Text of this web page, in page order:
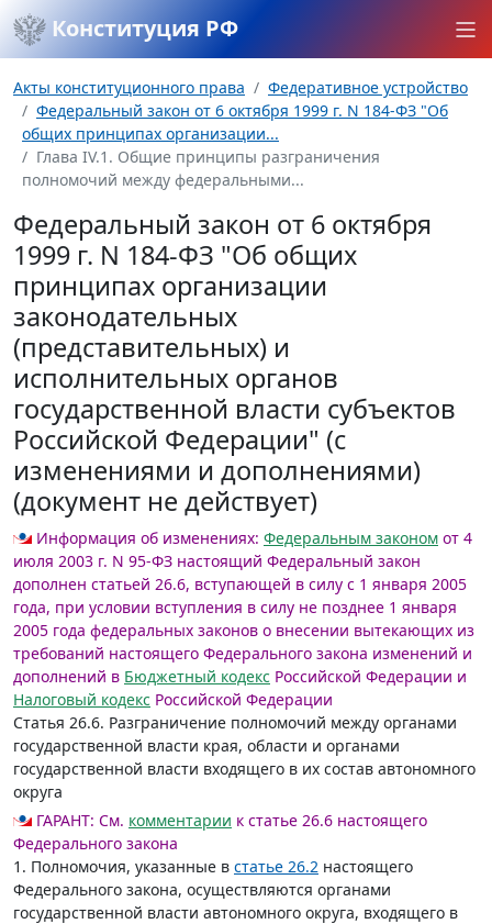
Конституция РФ
Акты конституционного права
Федеративное устройство
Федеральный закон от 6 октября 1999 г. N 184-ФЗ "Об
общих принципах организации...
Глава IV.1. Общие принципы разграничения
полномочий между федеральными...
Федеральный закон от 6 октября
1999 г. N 184-ФЗ "Об общих
принципах организации
законодательных
(представительных) и
исполнительных органов
государственной власти субъектов
Российской Федерации" (с
изменениями и дополнениями)
(документ не действует)
Информация об изменениях: Федеральным законом от 4
июля 2003 г. N 95-ФЗ настоящий Федеральный закон
дополнен статьей 26.6, вступающей в силу с 1 января 2005
года, при условии вступления в силу не позднее 1 января
2005 года федеральных законов о внесении вытекающих из
требований настоящего Федерального закона изменений и
дополнений в Бюджетный кодекс Российской Федерации и
Налоговый кодекс Российской Федерации
Статья 26.6. Разграничение полномочий между органами
государственной власти края, области и органами
государственной власти входящего в их состав автономного
округа
ГАРАНТ: См. комментарии к статье 26.6 настоящего
Федерального закона
1. Полномочия, указанные в статье 26.2 настоящего
Федерального закона, осуществляются органами
государственной власти автономного округа, входящего в